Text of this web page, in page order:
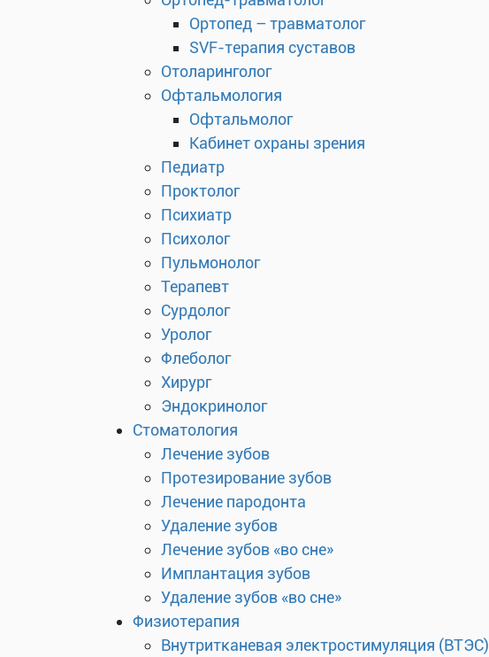
Ортопед – травматолог
SVF-терапия суставов
Отоларинголог
Офтальмология
Офтальмолог
Кабинет охраны зрения
Педиатр
Проктолог
Психиатр
Психолог
Пульмонолог
Терапевт
Сурдолог
Уролог
Флеболог
Хирург
Эндокринолог
Стоматология
Лечение зубов
Протезирование зубов
Лечение пародонта
Удаление зубов
Лечение зубов «во сне»
Имплантация зубов
Удаление зубов «во сне»
Физиотерапия
Внутритканевая электростимуляция (ВТЭС)